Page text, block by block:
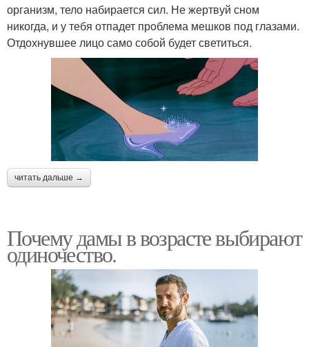
организм, тело набирается сил. Не жертвуй сном
никогда, и у тебя отпадет проблема мешков под глазами.
Отдохнувшее лицо само собой будет светиться.
читать дальше →
Почему дамы в возрасте выбирают
одиночество.